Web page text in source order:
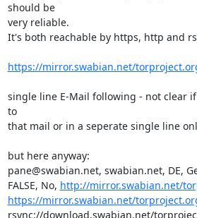
should be
very reliable.
It's both reachable by https, http and
https://mirror.swabian.net/
single line E-Mail following - not clear
to
that mail or in a seperate single line
but here anyway:
pane@swabian.net, swabian.net, DE,
FALSE, No, http://mirror.swabian.net/
https://mirror.swabian.net/